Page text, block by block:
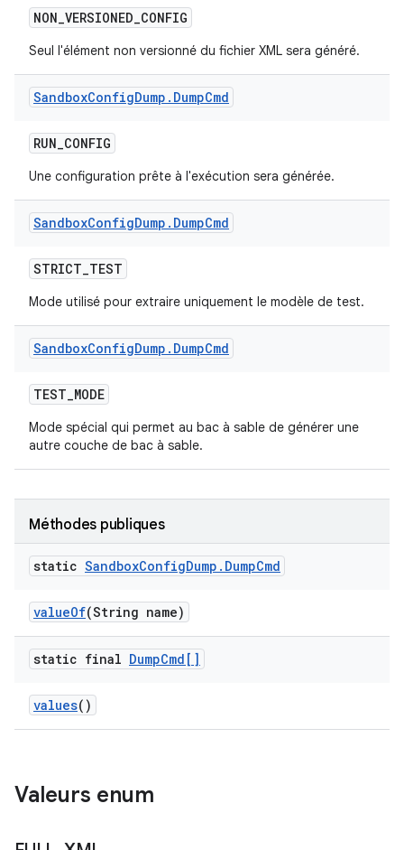
NON_VERSIONED_CONFIG
Seul l'élément non versionné du fichier XML sera généré.
SandboxConfigDump . DumpCmd
RUN_CONFIG
Une configuration prête à l'exécution sera générée.
SandboxConfigDump . DumpCmd
STRICT_TEST
Mode utilisé pour extraire uniquement le modèle de test.
SandboxConfigDump . DumpCmd
TEST_MODE
Mode spécial qui permet au bac à sable de générer une
autre couche de bac à sable.
Méthodes publiques
static SandboxConfigDump . DumpCmd
valueOf(String name)
static final DumpCmd[]
values()
Valeurs enum